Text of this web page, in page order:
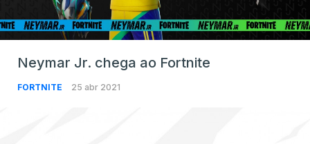
Neymar Jr. chega ao Fortnite
FORTNITE 25 abr 2021